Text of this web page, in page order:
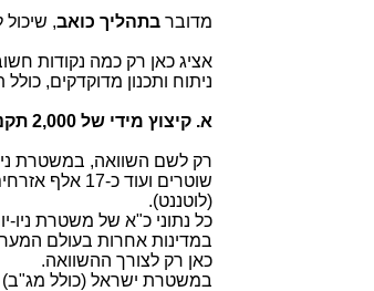
מדובר בתהליך כואב, שיכול
אציג כאן רק כמה נקודות
ניתוח ותכנון מדוקדקים,
א. קיצוץ מידי של 2,000 תקני קצונה מיותרים
(לוטננט).
כל נתוני כ"א של משטרת ניו-
במדינות אחרות בעולם
כאן רק לצורך ההשוואה.
במשטרת ישראל (כולל מג"ב) יש כ-32